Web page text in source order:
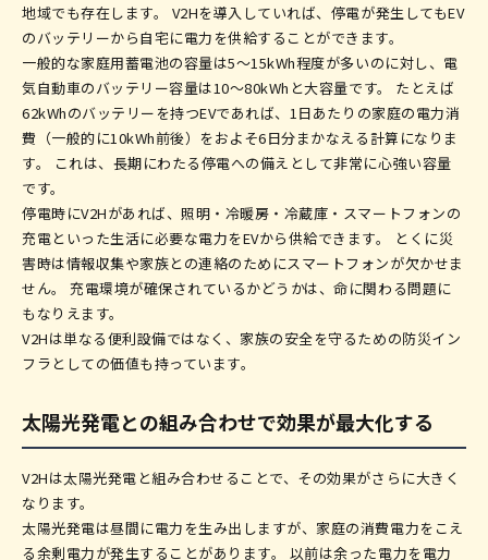
地域でも存在します。 V2Hを導入していれば、停電が発生してもEV
のバッテリーから自宅に電力を供給することができます。
一般的な家庭用蓄電池の容量は5〜15kWh程度が多いのに対し、電
気自動車のバッテリー容量は10〜80kWhと大容量です。 たとえば
62kWhのバッテリーを持つEVであれば、1日あたりの家庭の電力消
費（一般的に10kWh前後）をおよそ6日分まかなえる計算になりま
す。 これは、長期にわたる停電への備えとして非常に心強い容量
です。
停電時にV2Hがあれば、照明・冷暖房・冷蔵庫・スマートフォンの
充電といった生活に必要な電力をEVから供給できます。 とくに災
害時は情報収集や家族との連絡のためにスマートフォンが欠かせま
せん。 充電環境が確保されているかどうかは、命に関わる問題に
もなりえます。
V2Hは単なる便利設備ではなく、家族の安全を守るための防災イン
フラとしての価値も持っています。
太陽光発電との組み合わせで効果が最大化する
V2Hは太陽光発電と組み合わせることで、その効果がさらに大きく
なります。
太陽光発電は昼間に電力を生み出しますが、家庭の消費電力をこえ
る余剰電力が発生することがあります。 以前は余った電力を電力